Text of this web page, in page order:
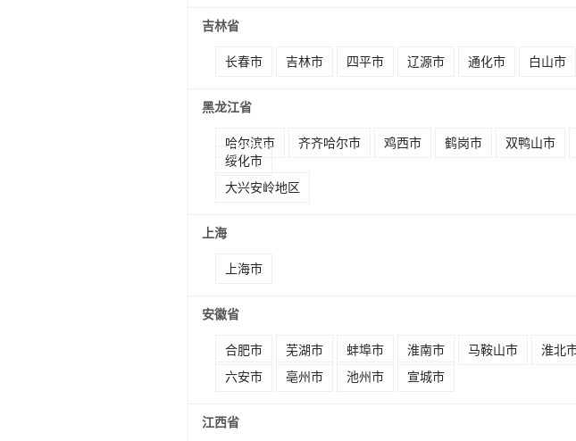
吉林省
长春市 吉林市 四平市 辽源市 通化市 白山市
黑龙江省
哈尔滨市 齐齐哈尔市 鸡西市 鹤岗市 双鸭山市
绥化市
大兴安岭地区
上海
上海市
安徽省
合肥市 芜湖市 蚌埠市 淮南市 马鞍山市 淮北
六安市
亳州市 池州市 宣城市
江西省